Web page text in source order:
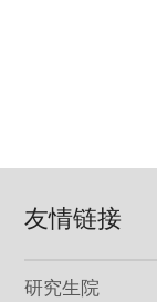
友情链接
研究生院